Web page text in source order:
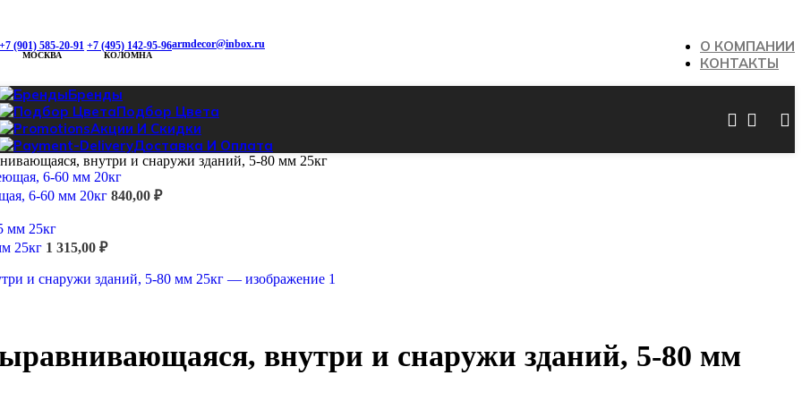
+7 (901) 585-20-91
МОСКВА
+7 (495) 142-95-96
КОЛОМНА
armdecor@inbox.ru
О КОМПАНИИ
КОНТАКТЫ
Бренды
Подбор Цвета
Акции И Скидки
Доставка И Оплата
внутри и снаружи зданий, 5-80 мм 25кг
6-60 мм 20кг 840,00 ₽
25кг 1 315,00 ₽
внутри и снаружи зданий, 5-80 мм